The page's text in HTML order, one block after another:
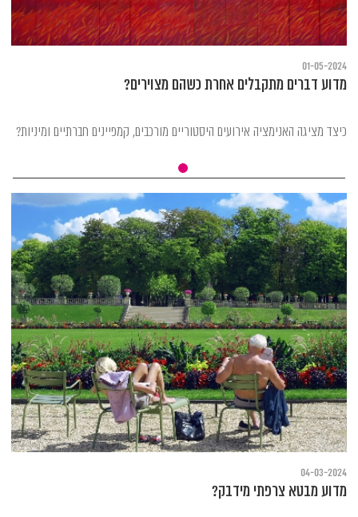
01-05-2024
מדוע דברים מתקבלים אחרת כשהם מצוירים?
כיצד מציגה האנימציה אירועים היסטוריים מורכבים, קמפיינים חברתיים ומיניות?
04-03-2024
מדוע מבטא צרפתי מידבק?